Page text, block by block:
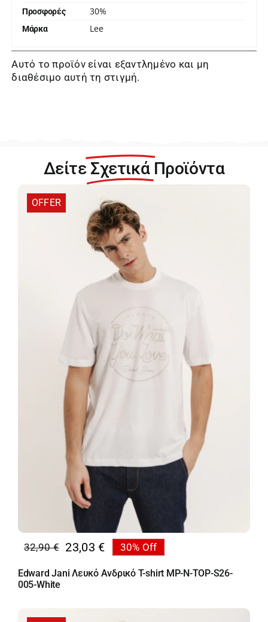
Προσφορές 30%
Μάρκα Lee
Αυτό το προϊόν είναι εξαντλημένο και μη
διαθέσιμο αυτή τη στιγμή.
Δείτε Σχετικά Προϊόντα
OFFER
32,90€
Original
price
was:
23,03 €
Η
τρέχουσα
τιμή
30% Off
Edward Jani Λευκό Ανδρικό T-shirt MP-N-TOP-S26-
005-White